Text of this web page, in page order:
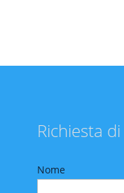
Richiesta
Nome